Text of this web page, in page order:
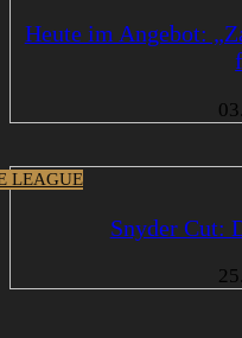
Heute im Angebot:
LEAGUE
Snyder Cut: